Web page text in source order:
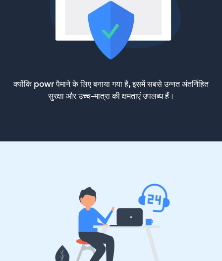
क्योंकि powr पैमाने के लिए बनाया गया है, इसमें सबसे उन्नत अंतर्निहित
सुरक्षा और उच्च-मात्रा की क्षमताएं उपलब्ध हैं।